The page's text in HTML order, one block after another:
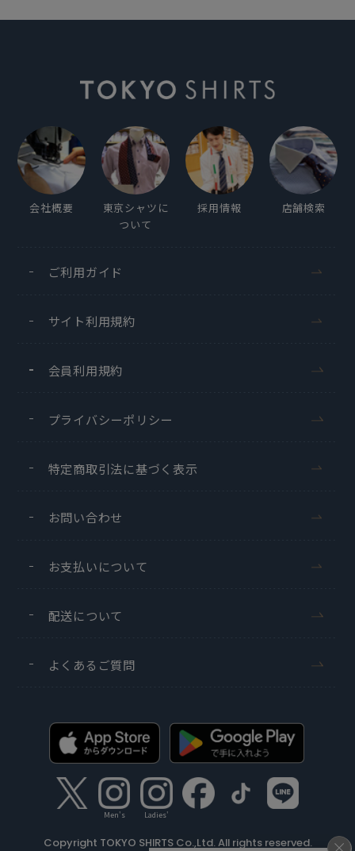
この商品に対するお問い合わせ
会社概要
東京シャツに
ついて
採用情報 店舗検索
ご利用ガイド
サイト利用規約
会員利用規約
プライバシーポリシー
特定商取引法に基づく表示
お問い合わせ
お支払いについて
配送について
よくあるご質問
Men's Ladies'
Copyright TOKYO SHIRTS Co.,Ltd. All rights reserved.